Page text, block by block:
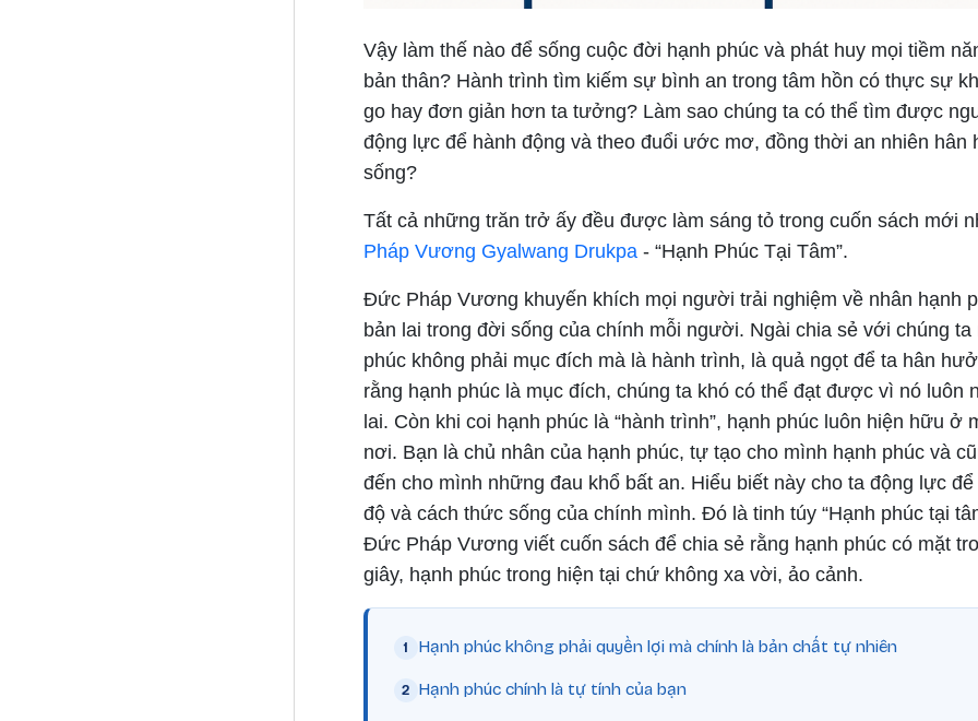
Vậy làm thế nào để sống cuộc đời hạnh phúc và phát huy mọi tiềm
bản thân? Hành trình tìm kiếm sự bình an trong tâm hồn có thực sự
go hay đơn giản hơn ta tưởng? Làm sao chúng ta có thể tìm được
động lực để hành động và theo đuổi ước mơ, đồng thời an nhiên hân
sống?
Tất cả những trăn trở ấy đều được làm sáng tỏ trong cuốn sách mới
Pháp Vương Gyalwang Drukpa- “Hạnh Phúc Tại Tâm”.
Đức Pháp Vương khuyến khích mọi người trải nghiệm về nhân hạnh
bản lai trong đời sống của chính mỗi người. Ngài chia sẻ với chúng ta
phúc không phải mục đích mà là hành trình, là quả ngọt để ta hân
rằng hạnh phúc là mục đích, chúng ta khó có thể đạt được vì nó luôn
lai. Còn khi coi hạnh phúc là “hành trình”, hạnh phúc luôn hiện hữu ở
nơi. Bạn là chủ nhân của hạnh phúc, tự tạo cho mình hạnh phúc và
đến cho mình những đau khổ bất an. Hiểu biết này cho ta động lực để
độ và cách thức sống của chính mình. Đó là tinh túy “Hạnh phúc tại
Đức Pháp Vương viết cuốn sách để chia sẻ rằng hạnh phúc có mặt
giây, hạnh phúc trong hiện tại chứ không xa vời, ảo cảnh.
Hạnh phúc không phải quyền lợi mà chính là bản chất tự nhiên
Hạnh phúc chính là tự tính của bạn